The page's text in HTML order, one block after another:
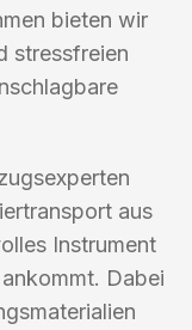
bieten wir
stressfreien
aus
Instrument
Dabei